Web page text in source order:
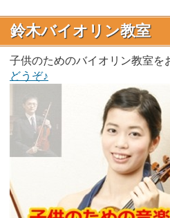
鈴木バイオリン教室
子供のためのバイオリン教室を
どうぞ♪